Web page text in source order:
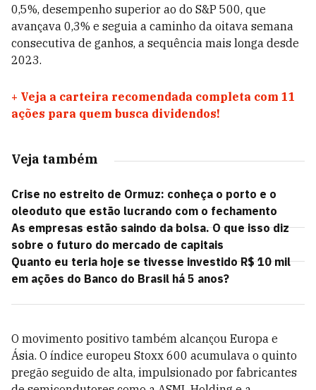
0,5%, desempenho superior ao do S&P 500, que
avançava 0,3% e seguia a caminho da oitava semana
consecutiva de ganhos, a sequência mais longa desde
2023.
+ Veja a carteira recomendada completa com 11
ações para quem busca dividendos!
Veja também
Crise no estreito de Ormuz: conheça o porto e o
oleoduto que estão lucrando com o fechamento
As empresas estão saindo da bolsa. O que isso diz
sobre o futuro do mercado de capitais
Quanto eu teria hoje se tivesse investido R$ 10 mil
em ações do Banco do Brasil há 5 anos?
O movimento positivo também alcançou Europa e
Ásia. O índice europeu Stoxx 600 acumulava o quinto
pregão seguido de alta, impulsionado por fabricantes